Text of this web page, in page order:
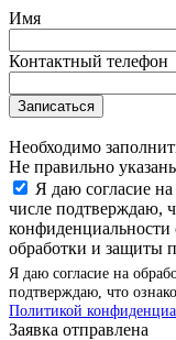
Имя
Контактный телефон
Записаться
Необходимо
Не правильно
Я даю согласие
числе подтверждаю,
обработки и защиты
Я даю согласие на
подтверждаю, что
Политикой
Заявка отправлена